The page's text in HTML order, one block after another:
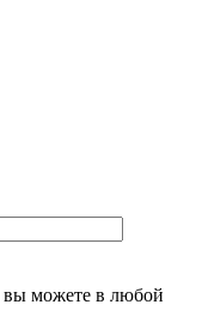
вы можете в любой